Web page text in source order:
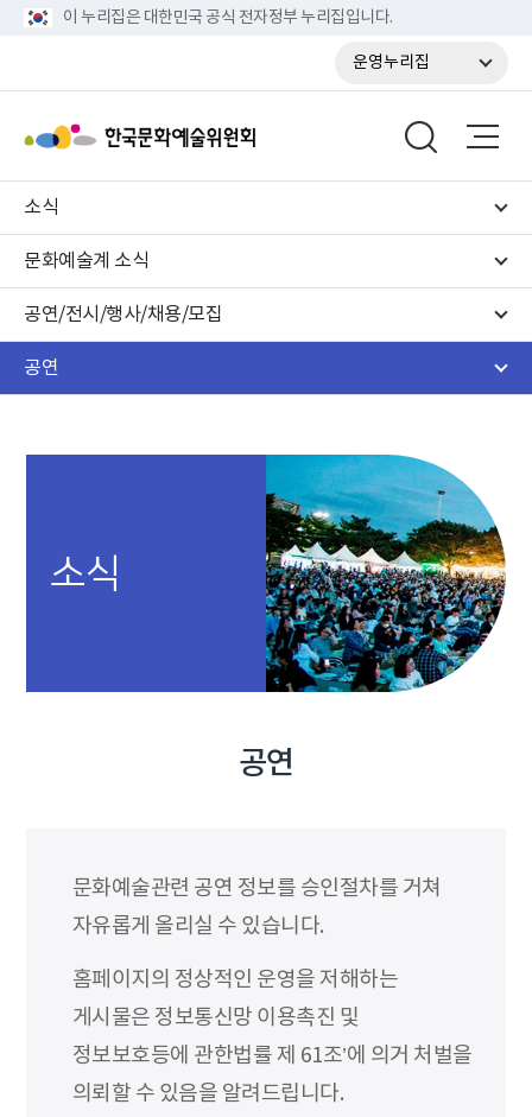
이 누리집은 대한민국 공식 전자정부 누리집입니다.
운영누리집
소식
문화예술계 소식
공연/전시/행사/채용/모집
공연
소식
공연
문화예술관련 공연 정보를 승인절차를 거쳐
자유롭게 올리실 수 있습니다.
홈페이지의 정상적인 운영을 저해하는
게시물은 정보통신망 이용촉진 및
정보보호등에 관한법률 제 61조’에 의거 처벌을
의뢰할 수 있음을 알려드립니다.